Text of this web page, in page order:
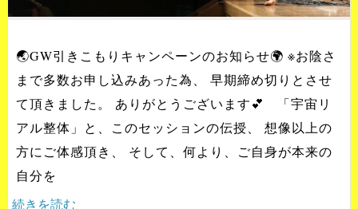
🌏GW引きこもりキャンペーンのお知らせ🌍 ※お陰さ
まで多数お申し込みあった為、 早期締め切りとさせ
て頂きました。 ありがとうございます💕 「宇宙リ
アル整体」と、このセッションの伝授、 想像以上の
方にご体感頂き、 そして、何より、ご自身が本来の
自分を
続きを読む